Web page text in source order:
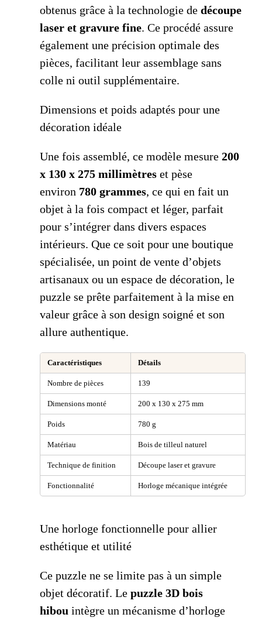
obtenus grâce à la technologie de découpe
laser et gravure fine. Ce procédé assure
également une précision optimale des
pièces, facilitant leur assemblage sans
colle ni outil supplémentaire.
Dimensions et poids adaptés pour une
décoration idéale
Une fois assemblé, ce modèle mesure 200
x 130 x 275 millimètres et pèse
environ 780 grammes, ce qui en fait un
objet à la fois compact et léger, parfait
pour s’intégrer dans divers espaces
intérieurs. Que ce soit pour une boutique
spécialisée, un point de vente d’objets
artisanaux ou un espace de décoration, le
puzzle se prête parfaitement à la mise en
valeur grâce à son design soigné et son
allure authentique.
Caractéristiques Détails
Nombre de pièces 139
Dimensions monté 200 x 130 x 275 mm
Poids 780 g
Matériau Bois de tilleul naturel
Technique de finition Découpe laser et gravure
Fonctionnalité Horloge mécanique intégrée
Une horloge fonctionnelle pour allier
esthétique et utilité
Ce puzzle ne se limite pas à un simple
objet décoratif. Le puzzle 3D bois
hibou intègre un mécanisme d’horloge